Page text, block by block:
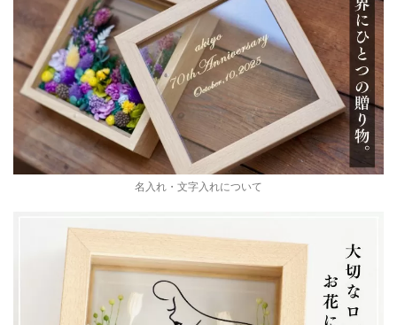
名入れ・文字入れについて